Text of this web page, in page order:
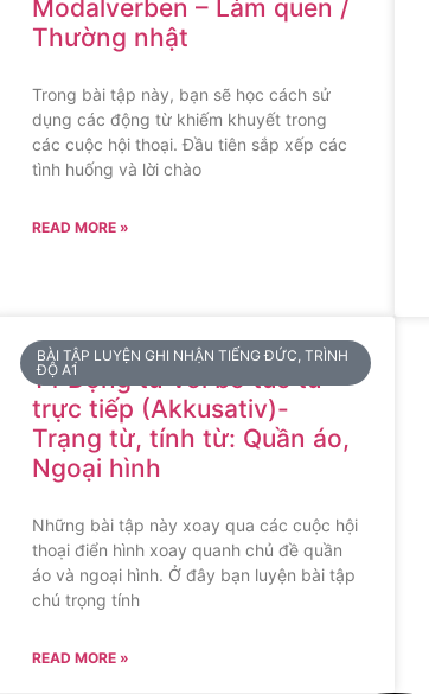
Modalverben – Làm quen /
Thường nhật
Trong bài tập này, bạn sẽ học cách sử
dụng các động từ khiếm khuyết trong
các cuộc hội thoại. Đầu tiên sắp xếp các
tình huống và lời chào
READ MORE »
BÀI TẬP LUYỆN GHI NHẬN TIẾNG ĐỨC, TRÌNH
ĐỘ A1
14 Động từ với bổ túc từ
trực tiếp (Akkusativ)-
Trạng từ, tính từ: Quần áo,
Ngoại hình
Những bài tập này xoay qua các cuộc hội
thoại điển hình xoay quanh chủ đề quần
áo và ngoại hình. Ở đây bạn luyện bài tập
chú trọng tính
READ MORE »